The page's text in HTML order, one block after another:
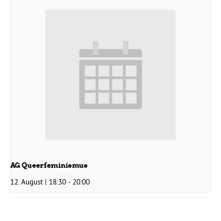
Aktuelles
Kontakt
AG Queerfeminismus
12. August | 18:30 - 20:00